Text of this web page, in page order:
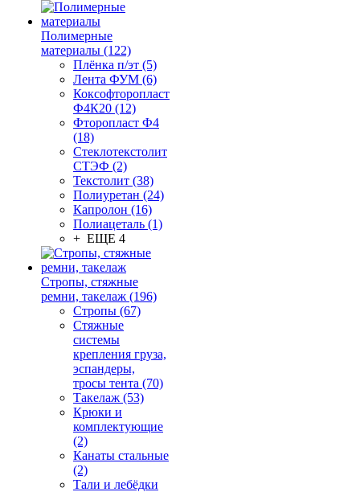
Полимерные
материалы (122)
Плёнка п/эт (5)
Лента ФУМ (6)
Коксофторопласт
Ф4К20 (12)
Фторопласт Ф4
(18)
Стеклотекстолит
СТЭФ (2)
Текстолит (38)
Полиуретан (24)
Капролон (16)
Полиацеталь (1)
+ ЕЩЕ 4
Стропы, стяжные
ремни, такелаж (196)
Стропы (67)
Стяжные
системы
крепления груза,
эспандеры,
тросы тента (70)
Такелаж (53)
Крюки и
комплектующие
(2)
Канаты стальные
(2)
Тали и лебёдки